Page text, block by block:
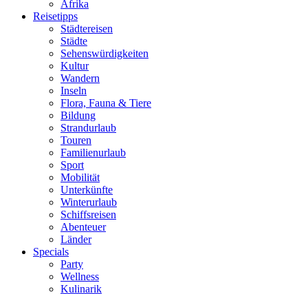
Afrika
Reisetipps
Städtereisen
Städte
Sehenswürdigkeiten
Kultur
Wandern
Inseln
Flora, Fauna & Tiere
Bildung
Strandurlaub
Touren
Familienurlaub
Sport
Mobilität
Unterkünfte
Winterurlaub
Schiffsreisen
Abenteuer
Länder
Specials
Party
Wellness
Kulinarik